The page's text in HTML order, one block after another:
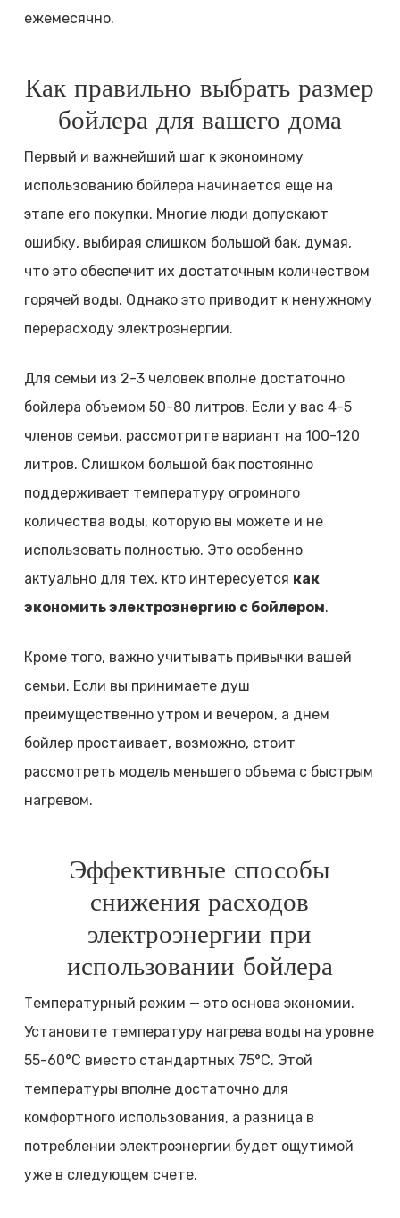
ежемесячно.
Как правильно выбрать размер
бойлера для вашего дома
Первый и важнейший шаг к экономному
использованию бойлера начинается еще на
этапе его покупки. Многие люди допускают
ошибку, выбирая слишком большой бак, думая,
что это обеспечит их достаточным количеством
горячей воды. Однако это приводит к ненужному
перерасходу электроэнергии.
Для семьи из 2-3 человек вполне достаточно
бойлера объемом 50-80 литров. Если у вас 4-5
членов семьи, рассмотрите вариант на 100-120
литров. Слишком большой бак постоянно
поддерживает температуру огромного
количества воды, которую вы можете и не
использовать полностью. Это особенно
актуально для тех, кто интересуется как
экономить электроэнергию с бойлером.
Кроме того, важно учитывать привычки вашей
семьи. Если вы принимаете душ
преимущественно утром и вечером, а днем
бойлер простаивает, возможно, стоит
рассмотреть модель меньшего объема с быстрым
нагревом.
Эффективные способы
снижения расходов
электроэнергии при
использовании бойлера
Температурный режим — это основа экономии.
Установите температуру нагрева воды на уровне
55-60°C вместо стандартных 75°C. Этой
температуры вполне достаточно для
комфортного использования, а разница в
потреблении электроэнергии будет ощутимой
уже в следующем счете.